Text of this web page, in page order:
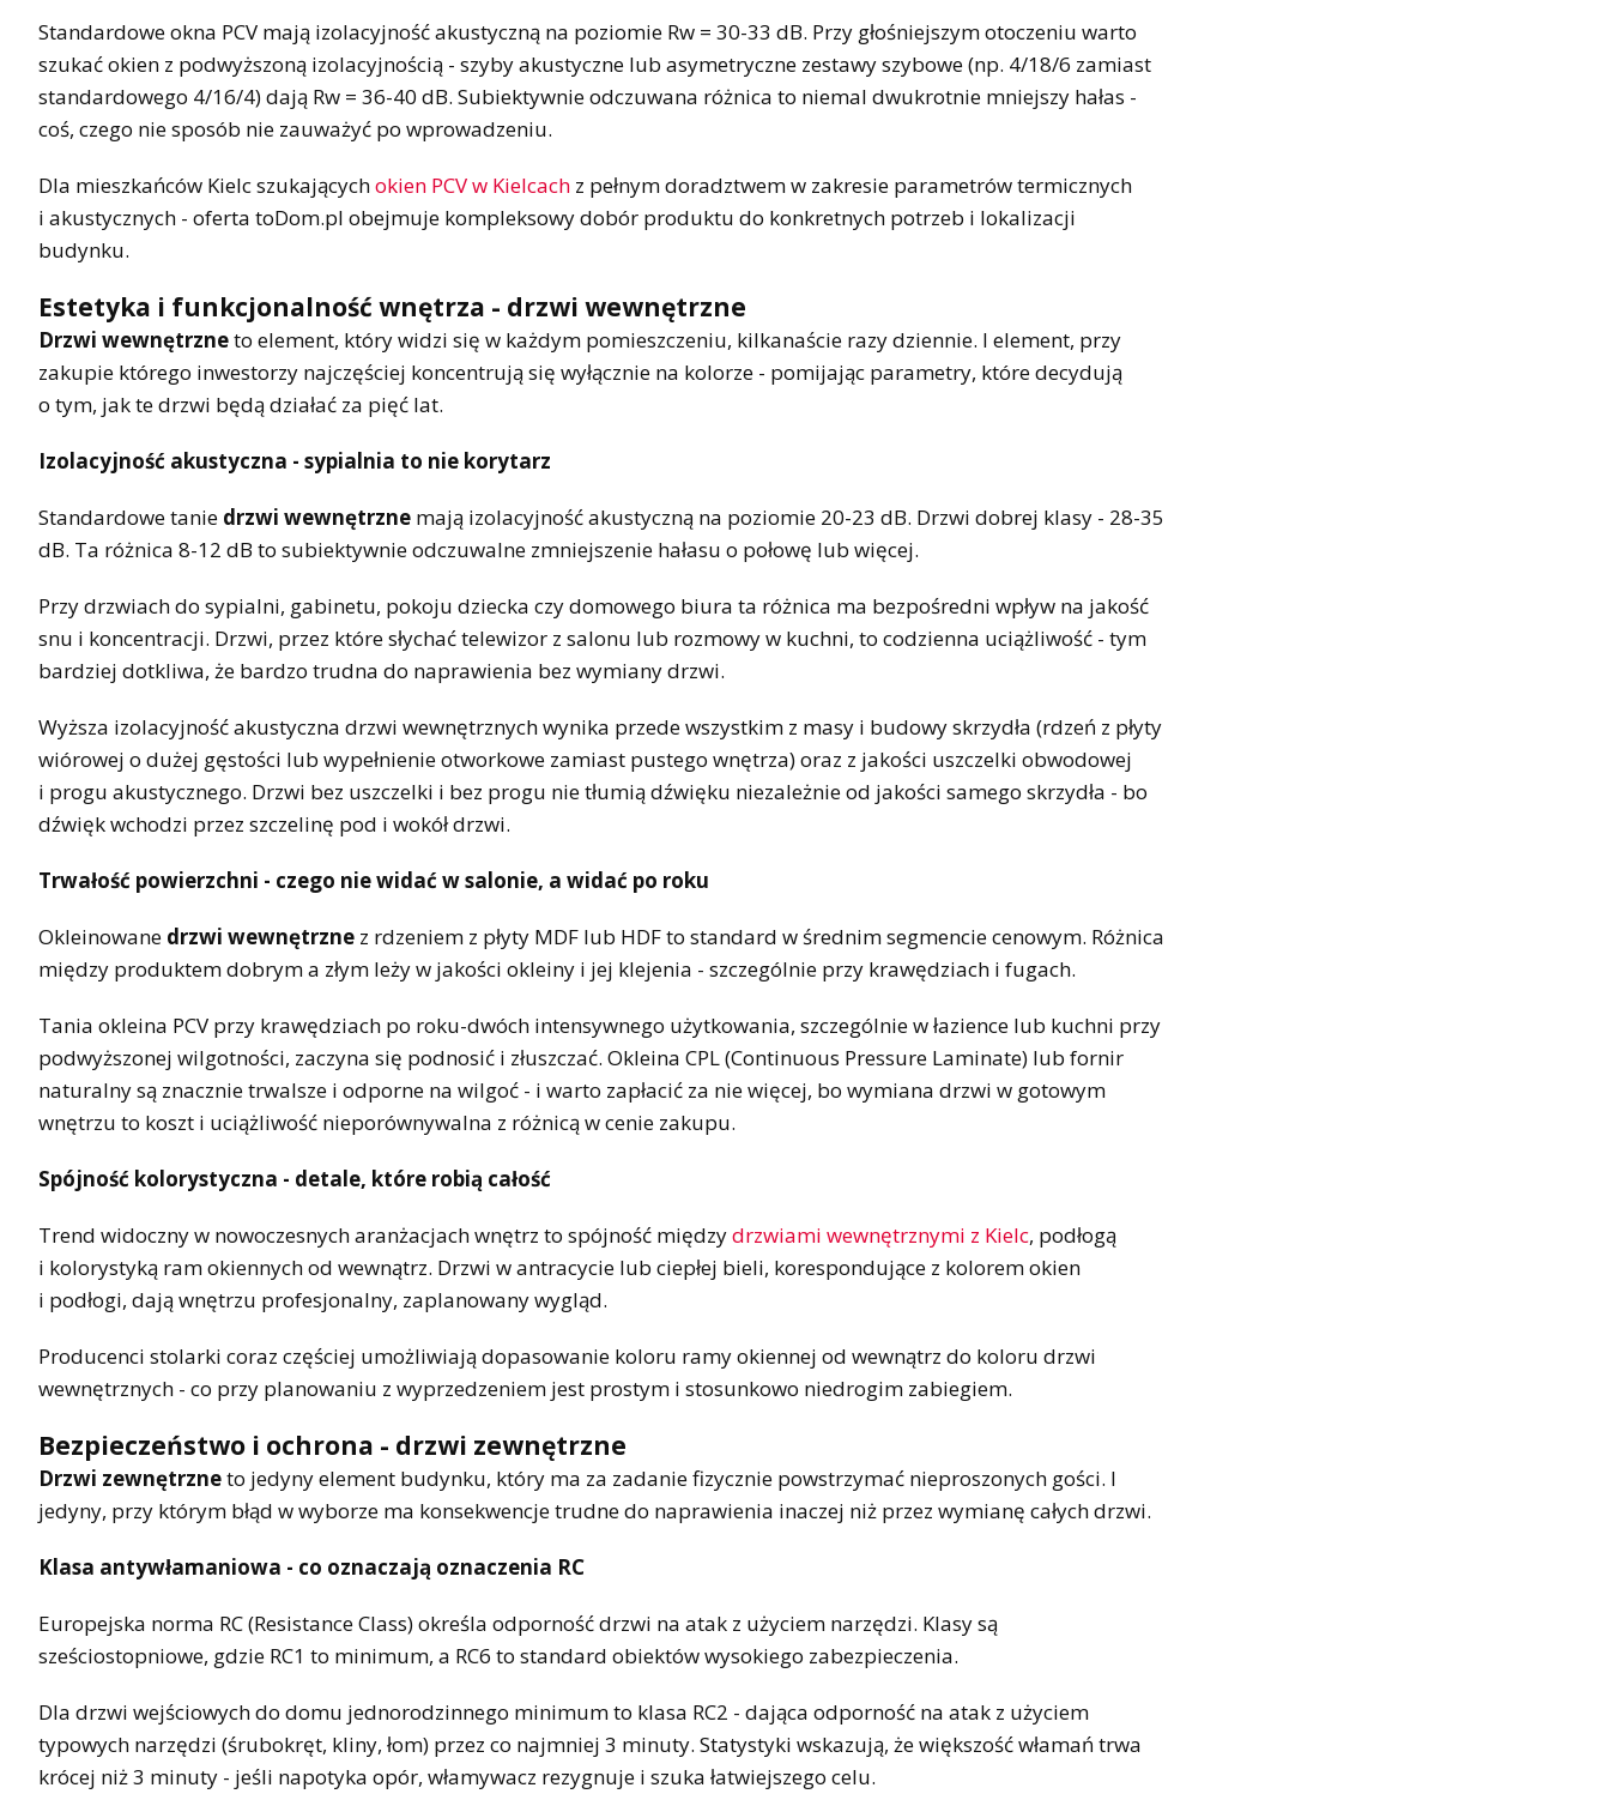
Standardowe okna PCV mają izolacyjność akustyczną na poziomie Rw = 30-33 dB. Przy głośniejszym otoczeniu warto
szukać okien z podwyższoną izolacyjnością - szyby akustyczne lub asymetryczne zestawy szybowe (np. 4/18/6 zamiast
standardowego 4/16/4) dają Rw = 36-40 dB. Subiektywnie odczuwana różnica to niemal dwukrotnie mniejszy hałas -
coś, czego nie sposób nie zauważyć po wprowadzeniu.
Dla mieszkańców Kielc szukającychokien PCV w Kielcach z pełnym doradztwem w zakresie parametrów termicznych
i akustycznych - oferta toDom.pl obejmuje kompleksowy dobór produktu do konkretnych potrzeb i lokalizacji
budynku.
Estetyka i funkcjonalność wnętrza - drzwi wewnętrzne
Drzwi wewnętrzneto element, który widzi się w każdym pomieszczeniu, kilkanaście razy dziennie. I element, przy
zakupie którego inwestorzy najczęściej koncentrują się wyłącznie na kolorze - pomijając parametry, które decydują
o tym, jak te drzwi będą działać za pięć lat.
Izolacyjność akustyczna - sypialnia to nie korytarz
Standardowe tanie drzwi wewnętrzne mają izolacyjność akustyczną na poziomie 20-23 dB. Drzwi dobrej klasy - 28-35
dB. Ta różnica 8-12 dB to subiektywnie odczuwalne zmniejszenie hałasu o połowę lub więcej.
Przy drzwiach do sypialni, gabinetu, pokoju dziecka czy domowego biura ta różnica ma bezpośredni wpływ na jakość
snu i koncentracji. Drzwi, przez które słychać telewizor z salonu lub rozmowy w kuchni, to codzienna uciążliwość - tym
bardziej dotkliwa, że bardzo trudna do naprawienia bez wymiany drzwi.
Wyższa izolacyjność akustyczna drzwi wewnętrznych wynika przede wszystkim z masy i budowy skrzydła (rdzeń z płyty
wiórowej o dużej gęstości lub wypełnienie otworkowe zamiast pustego wnętrza) oraz z jakości uszczelki obwodowej
i progu akustycznego. Drzwi bez uszczelki i bez progu nie tłumią dźwięku niezależnie od jakości samego skrzydła - bo
dźwięk wchodzi przez szczelinę pod i wokół drzwi.
Trwałość powierzchni - czego nie widać w salonie, a widać po roku
Okleinowane drzwi wewnętrzne z rdzeniem z płyty MDF lub HDF to standard w średnim segmencie cenowym. Różnica
między produktem dobrym a złym leży w jakości okleiny i jej klejenia - szczególnie przy krawędziach i fugach.
Tania okleina PCV przy krawędziach po roku-dwóch intensywnego użytkowania, szczególnie w łazience lub kuchni przy
podwyższonej wilgotności, zaczyna się podnosić i złuszczać. Okleina CPL (Continuous Pressure Laminate) lub fornir
naturalny są znacznie trwalsze i odporne na wilgoć - i warto zapłacić za nie więcej, bo wymiana drzwi w gotowym
wnętrzu to koszt i uciążliwość nieporównywalna z różnicą w cenie zakupu.
Spójność kolorystyczna - detale, które robią całość
Trend widoczny w nowoczesnych aranżacjach wnętrz to spójność międzydrzwiami wewnętrznymi z Kielc, podłogą
i kolorystyką ram okiennych od wewnątrz. Drzwi w antracycie lub ciepłej bieli, korespondujące z kolorem okien
i podłogi, dają wnętrzu profesjonalny, zaplanowany wygląd.
Producenci stolarki coraz częściej umożliwiają dopasowanie koloru ramy okiennej od wewnątrz do koloru drzwi
wewnętrznych - co przy planowaniu z wyprzedzeniem jest prostym i stosunkowo niedrogim zabiegiem.
Bezpieczeństwo i ochrona - drzwi zewnętrzne
Drzwi zewnętrzneto jedyny element budynku, który ma za zadanie fizycznie powstrzymać nieproszonych gości. I
jedyny, przy którym błąd w wyborze ma konsekwencje trudne do naprawienia inaczej niż przez wymianę całych drzwi.
Klasa antywłamaniowa - co oznaczają oznaczenia RC
Europejska norma RC (Resistance Class) określa odporność drzwi na atak z użyciem narzędzi. Klasy są
sześciostopniowe, gdzie RC1 to minimum, a RC6 to standard obiektów wysokiego zabezpieczenia.
Dla drzwi wejściowych do domu jednorodzinnego minimum to klasa RC2 - dająca odporność na atak z użyciem
typowych narzędzi (śrubokręt, kliny, łom) przez co najmniej 3 minuty. Statystyki wskazują, że większość włamań trwa
krócej niż 3 minuty - jeśli napotyka opór, włamywacz rezygnuje i szuka łatwiejszego celu.